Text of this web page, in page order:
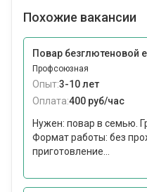
Похожие вакансии
Повар безглютеновой
Профсоюзная
Опыт:3-10 лет
Оплата:400 руб/час
Нужен: повар в семью.
Формат работы: без
приготовление...